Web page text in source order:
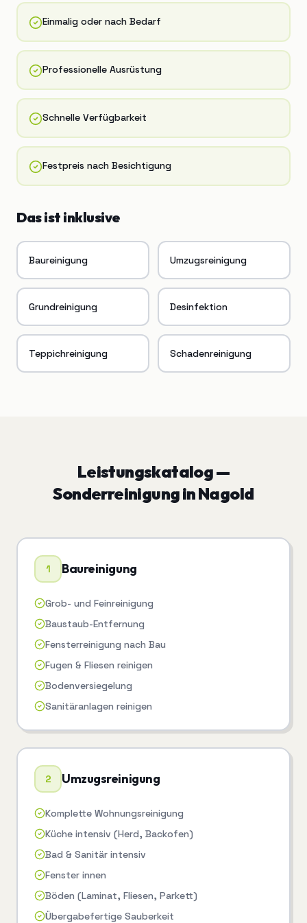
Einmalig oder nach Bedarf
Professionelle Ausrüstung
Schnelle Verfügbarkeit
Festpreis nach Besichtigung
Das ist inklusive
Baureinigung Umzugsreinigung
Grundreinigung Desinfektion
Teppichreinigung Schadenreinigung
Leistungskatalog —
SonderreinigunginNagold
1 Baureinigung
Grob- und Feinreinigung
Baustaub-Entfernung
Fensterreinigung nach Bau
Fugen & Fliesen reinigen
Bodenversiegelung
Sanitäranlagen reinigen
2 Umzugsreinigung
Komplette Wohnungsreinigung
Küche intensiv (Herd, Backofen)
Bad & Sanitär intensiv
Fenster innen
Böden (Laminat, Fliesen, Parkett)
Übergabefertige Sauberkeit